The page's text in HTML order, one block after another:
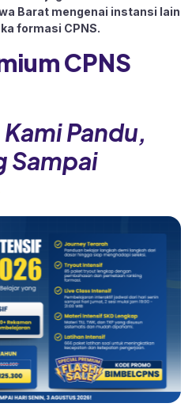
Barat mengenai instansi lain
formasi CPNS.
CPNS
Pandu,
Sampai